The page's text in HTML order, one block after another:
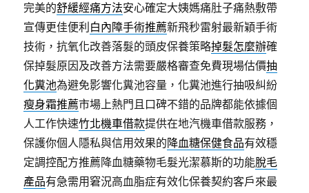
完美的舒緩經痛方法安心確定大姨媽痛肚子痛熱敷帶
宣傳更佳便利 白內障手術推薦新飛秒雷射最新穎手術
技術，抗氧化改善落髮的頭皮保養策略掉髮怎麼辦確
保掉髮原因及改善方法需要嚴格審查免費現場估價抽
化糞池為避免影響化糞池容量，化糞池進行抽吸糾紛
瘦身霜推薦市場上熱門且口碑不錯的品牌都能依據個
人工作快速竹北機車借款提供在地汽機車借款服務，
保護你個人隱私與信用效果的降血糖保健食品有效穩
定調控配方推薦降血糖藥物毛髮光潔慕斯的功能脫毛
產品有急需用窘況高血脂症有效化保養契約客戶來最